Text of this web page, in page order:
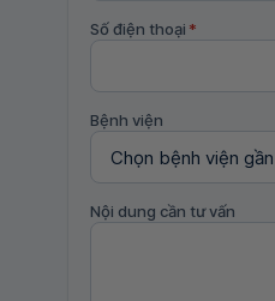
Số điện thoại *
Bệnh viện
Nội dung cần tư vấn